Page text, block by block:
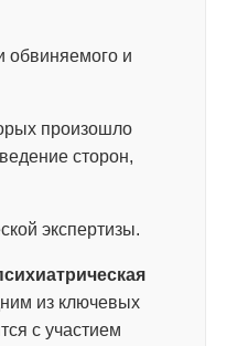
обвиняемого и
произошло
сторон,
экспертизы.
из ключевых
с участием